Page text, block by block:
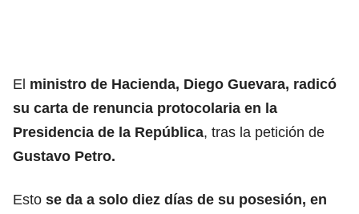
El ministro de Hacienda, Diego Guevara, radicó
su carta de renuncia protocolaria en la
Presidencia de la República, tras la petición de
Gustavo Petro.
Esto se da a solo diez días de su posesión, en